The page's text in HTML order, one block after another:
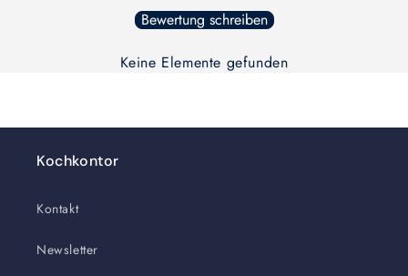
Bewertung schreiben
Keine Elemente gefunden
Kochkontor
Kontakt
Newsletter